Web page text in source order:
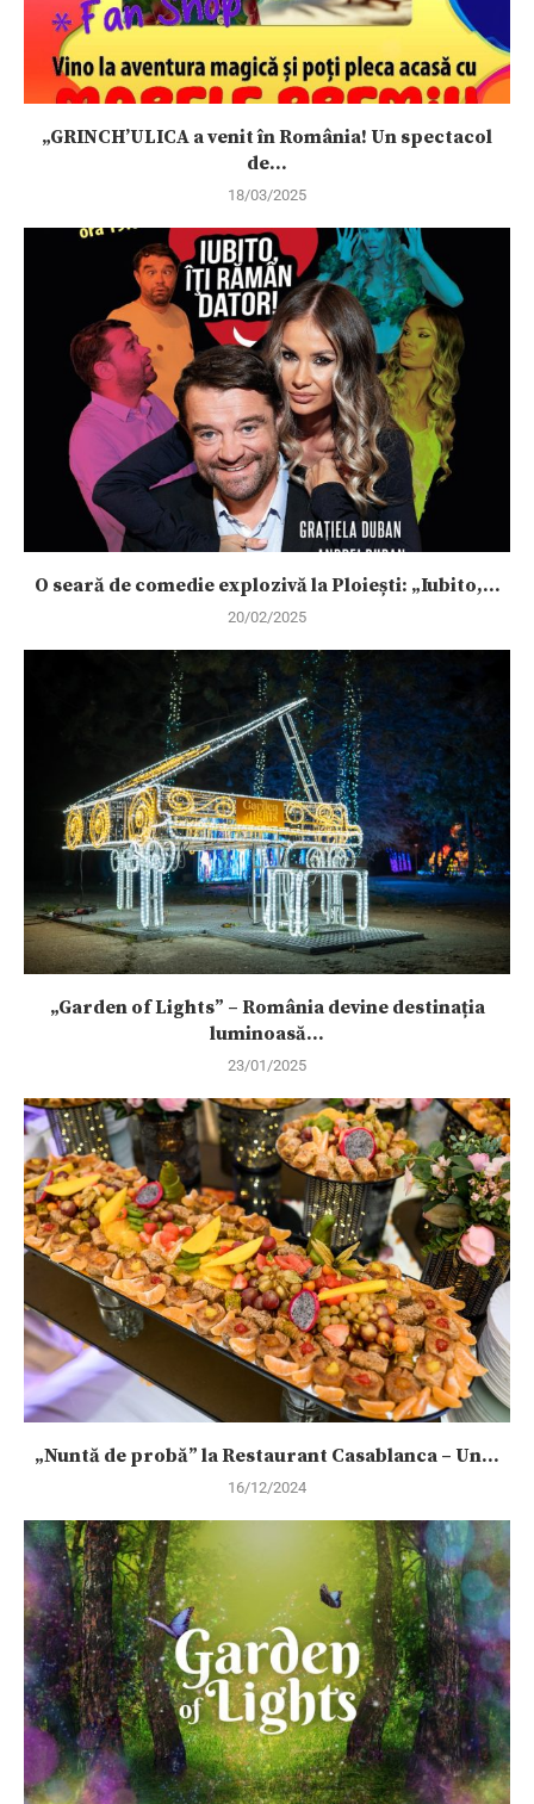
„GRINCH’ULICA a venit în România! Un spectacol
de...
18/03/2025
O seară de comedie explozivă la Ploiești: „Iubito,...
20/02/2025
„Garden of Lights” – România devine destinația
luminoasă...
23/01/2025
„Nuntă de probă” la Restaurant Casablanca – Un...
16/12/2024